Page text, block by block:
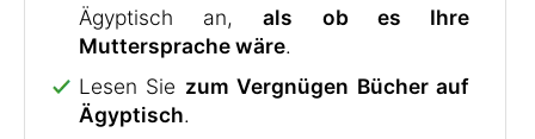
Ägyptisch an,als ob es Ihre
Muttersprache wäre.
Lesen Sie zum Vergnügen Bücher auf
Ägyptisch.